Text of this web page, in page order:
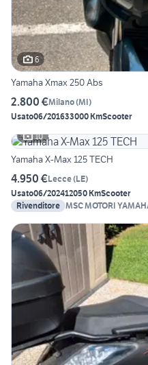
6
Yamaha Xmax 250 Abs
2.800 €Milano(MI)
Usato06/201633000 KmScooter
10
Yamaha X-Max 125 TECH
4.950 €Lecce(LE)
Usato06/202412050 KmScooter
Rivenditore MSC MOTORI